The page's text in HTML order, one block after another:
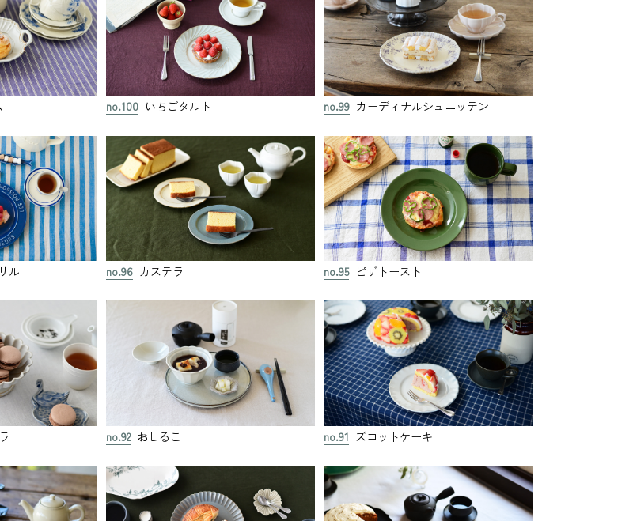
no.100 いちごタルト no.99 カーディナルシュニッテン
ル no.96 カステラ no.95 ピザトースト
no.92 おしるこ no.91 ズコットケーキ